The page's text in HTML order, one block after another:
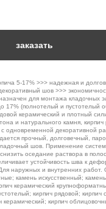
заказать
5-17% >>> надежная и
шов >>>
для монтажа кладочных
17% (полнотелый и пустотелый
керамический и плотный
и натурального камня, кирпич
одновременной декоративной
прочный, долговечный,
шов. Применение
оседание раствора в
устойчивость шва к
наружных и внутренних работ.
камень искусственный;
керамический
кирпич рядовой; кирпич
кирпич